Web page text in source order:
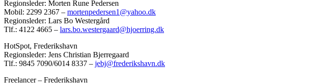
Regionsleder: Morten Rune Pedersen
Mobil: 2299 2367 – mortenpedersen1@yahoo.dk
Regionsleder: Lars Bo Westergård
Tlf.: 4122 4665 – lars.bo.westergaard@hjoerring.dk
HotSpot, Frederikshavn
Regionsleder: Jens Christian Bjerregaard
Tlf.: 9845 7090/6014 8337 – jebj@frederikshavn.dk
Freelancer – Frederikshavn